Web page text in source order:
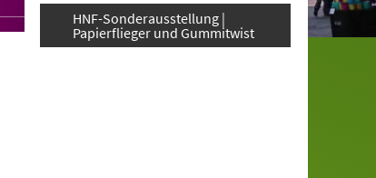
HNF-Sonderausstellung |
Papierflieger und Gummitwist